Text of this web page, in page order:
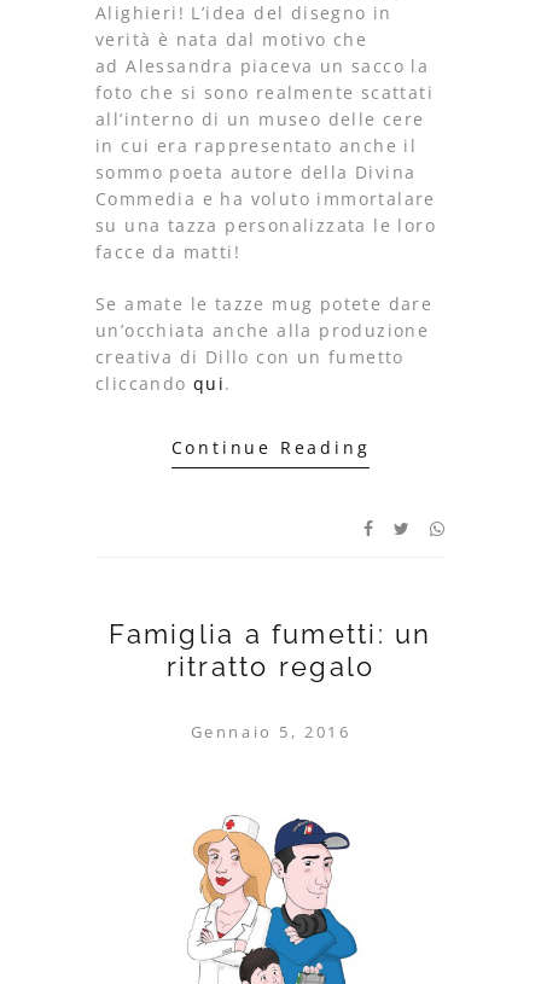
Alighieri! L’idea del disegno in
verità è nata dal motivo che
ad Alessandra piaceva un sacco la
foto che si sono realmente scattati
all’interno di un museo delle cere
in cui era rappresentato anche il
sommo poeta autore della Divina
Commedia e ha voluto immortalare
su una tazza personalizzata le loro
facce da matti!
Se amate le tazze mug potete dare
un’occhiata anche alla produzione
creativa di Dillo con un fumetto
cliccandoqui.
Continue Reading
Famiglia a fumetti: un
ritratto regalo
Gennaio 5, 2016